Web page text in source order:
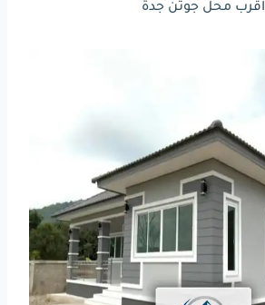
اقرب محل جوتن جدة